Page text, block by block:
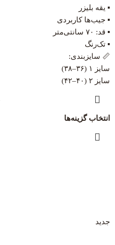
▪️ یقه بلیزر
▪️ جیب‌ها کاربردی
▪️ قد: ۷۰ سانتی‌متر
▪️ تک‌رنگ
📏 سایزبندی:
سایز ۱ (۳۶–۳۸)
سایز ۲ (۴۰–۴۲)
انتخاب گزینه‌ها
جدید